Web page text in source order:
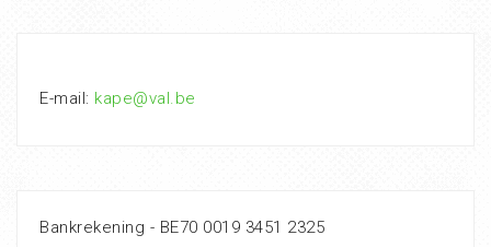
E-mail: kape@val.be
Bankrekening - BE70 0019 3451 2325